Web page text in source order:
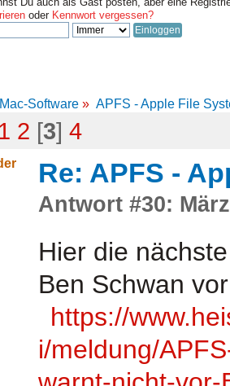
oder Kennwort vergessen?
Mac-Software » APFS - Apple File
1 2 [3] 4
Re: APFS -
Antwort #30:
Hier die
Ben Schwan
https://
i/meldung/